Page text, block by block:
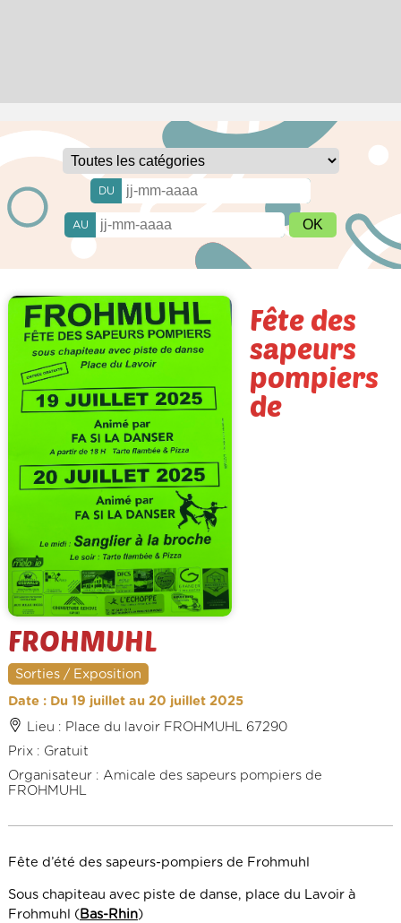
DU
AU
Fête des
sapeurs
pompiers
de
FROHMUHL
Sorties / Exposition
Date : Du 19 juillet au 20 juillet 2025
Lieu : Place du lavoir FROHMUHL 67290
Prix : Gratuit
Organisateur : Amicale des sapeurs pompiers de
FROHMUHL
Fête d’été des sapeurs-pompiers de Frohmuhl
Sous chapiteau avec piste de danse, place du Lavoir à
Frohmuhl (Bas-Rhin)